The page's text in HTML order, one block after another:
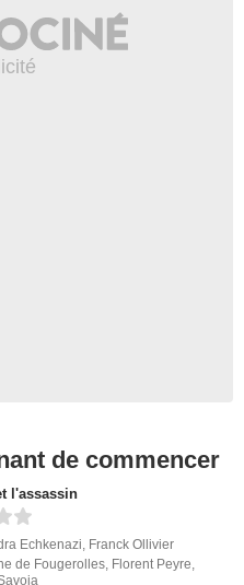
de commencer
l'assassin
Echkenazi Franck Ollivier
de Fougerolles Florent Peyre